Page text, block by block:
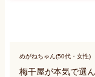
めがねちゃん(50代・女性)
梅干屋が本気で選